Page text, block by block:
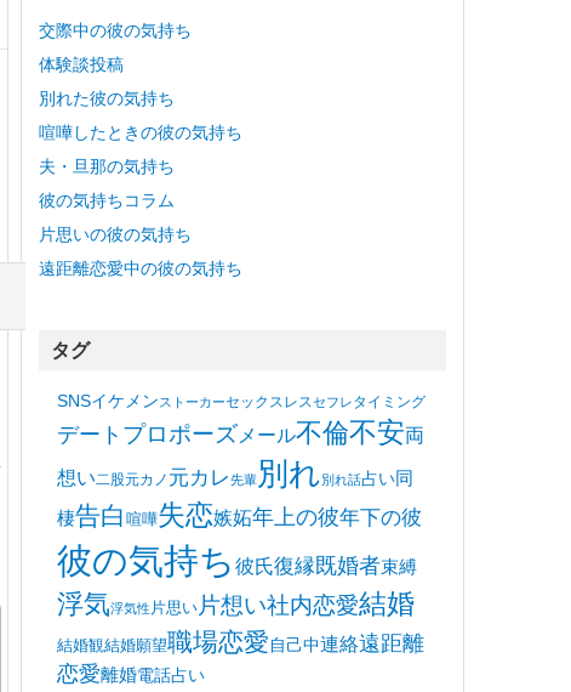
交際中の彼の気持ち
体験談投稿
別れた彼の気持ち
喧嘩したときの彼の気持ち
夫・旦那の気持ち
彼の気持ちコラム
片思いの彼の気持ち
遠距離恋愛中の彼の気持ち
タグ
SNSイケメンストーカーセックスレスセフレタイミング
デート プロポーズ メール不倫不安両
想い二股元カノ 元カレ先輩 別れ別れ話占い同
棲告白 喧嘩失恋嫉妬年上の彼年下の彼
彼の気持ち 彼氏復縁既婚者束縛
浮気浮気性 片思い 片想い社内恋愛結婚
結婚観結婚願望職場恋愛自己中連絡遠距離
恋愛離婚電話占い